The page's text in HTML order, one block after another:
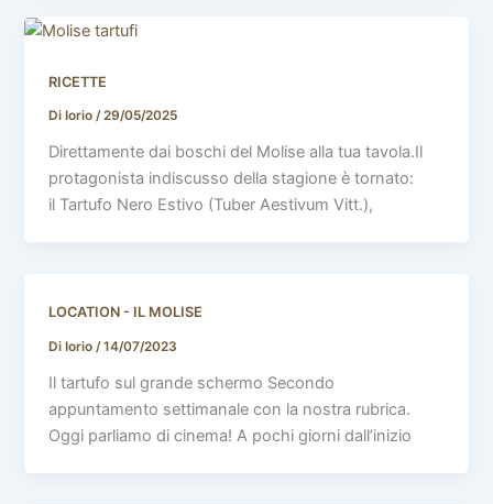
RICETTE
Di Iorio/29/05/2025
Direttamente dai boschi del Molise alla tua tavola.Il
protagonista indiscusso della stagione è tornato:
il Tartufo Nero Estivo (Tuber Aestivum Vitt.),
LOCATION - IL MOLISE
Di Iorio/14/07/2023
Il tartufo sul grande schermo Secondo
appuntamento settimanale con la nostra rubrica.
Oggi parliamo di cinema! A pochi giorni dall’inizio